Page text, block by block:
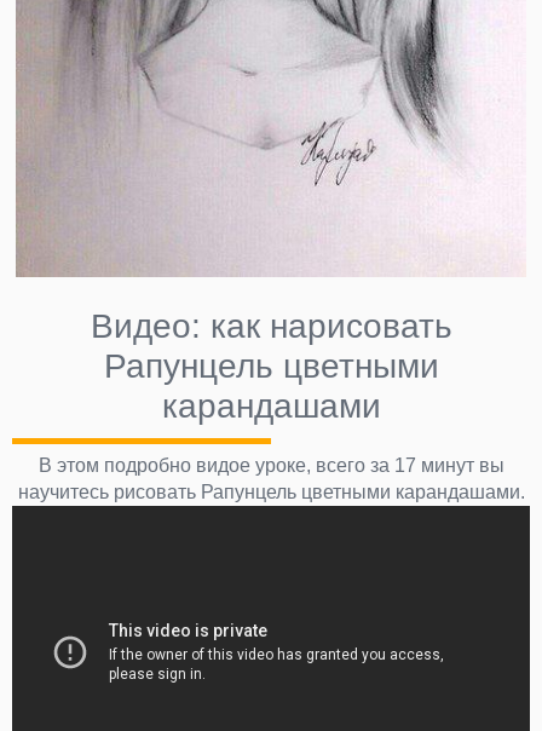
Видео: как нарисовать
Рапунцель цветными
карандашами
В этом подробно видое уроке, всего за 17 минут вы
научитесь рисовать Рапунцель цветными карандашами.